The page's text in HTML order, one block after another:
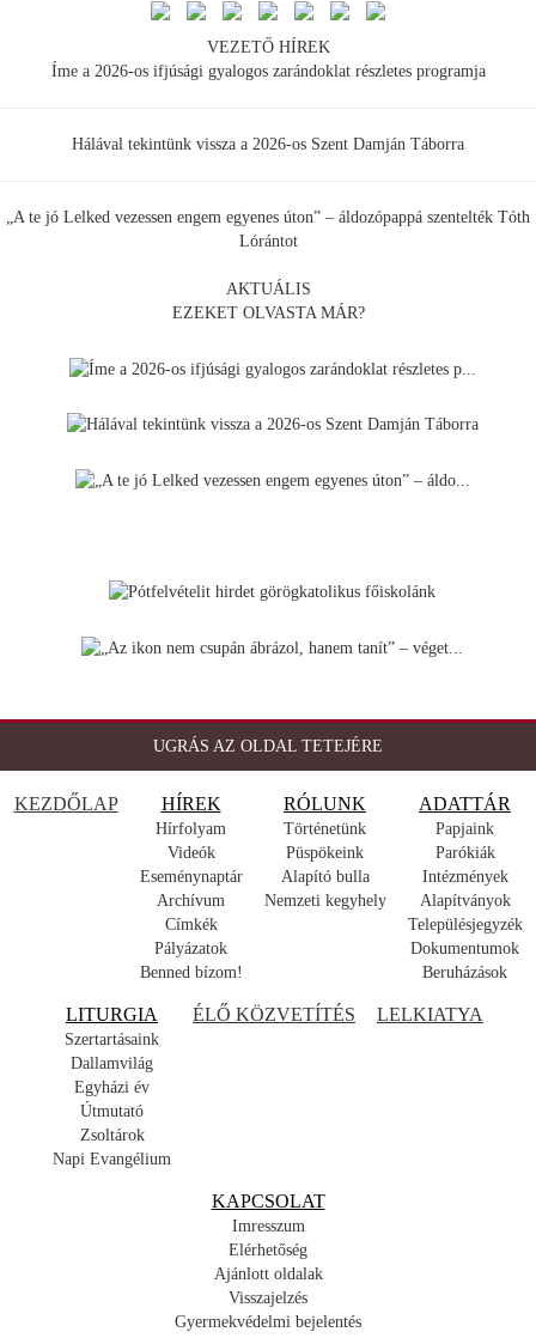
VEZETŐ HÍREK
Íme a 2026-os ifjúsági gyalogos zarándoklat részletes programja
Hálával tekintünk vissza a 2026-os Szent Damján Táborra
„A te jó Lelked vezessen engem egyenes úton” – áldozópappá szentelték Tóth
Lórántot
AKTUÁLIS
EZEKET OLVASTA MÁR?
UGRÁS AZ OLDAL TETEJÉRE
KEZDŐLAP HÍREK
Hírfolyam
Videók
Eseménynaptár
Archívum
Címkék
Pályázatok
Benned bízom!
RÓLUNK
Történetünk
Püspökeink
Alapító bulla
Nemzeti kegyhely
ADATTÁR
Papjaink
Parókiák
Intézmények
Alapítványok
Településjegyzék
Dokumentumok
Beruházások
LITURGIA
Szertartásaink
Dallamvilág
Egyházi év
Útmutató
Zsoltárok
Napi Evangélium
ÉLŐ KÖZVETÍTÉS LELKIATYA
KAPCSOLAT
Imresszum
Elérhetőség
Ajánlott oldalak
Visszajelzés
Gyermekvédelmi bejelentés